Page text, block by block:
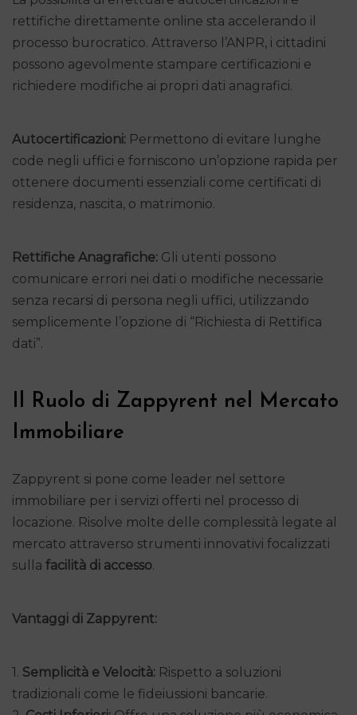
rettifiche direttamente online sta accelerando il
processo burocratico. Attraverso l’ANPR, i cittadini
possono agevolmente stampare certificazioni e
richiedere modifiche ai propri dati anagrafici.
Autocertificazioni: Permettono di evitare lunghe
code negli uffici e forniscono un’opzione rapida per
ottenere documenti essenziali come certificati di
residenza, nascita, o matrimonio.
Rettifiche Anagrafiche: Gli utenti possono
comunicare errori nei dati o modifiche necessarie
senza recarsi di persona negli uffici, utilizzando
semplicemente l’opzione di “Richiesta di Rettifica
dati”.
Il Ruolo di Zappyrent nel Mercato
Immobiliare
Zappyrent si pone come leader nel settore
immobiliare per i servizi offerti nel processo di
locazione. Risolve molte delle complessità legate al
mercato attraverso strumenti innovativi focalizzati
sulla facilità di accesso.
Vantaggi di Zappyrent:
1. Semplicità e Velocità: Rispetto a soluzioni
tradizionali come le fideiussioni bancarie.